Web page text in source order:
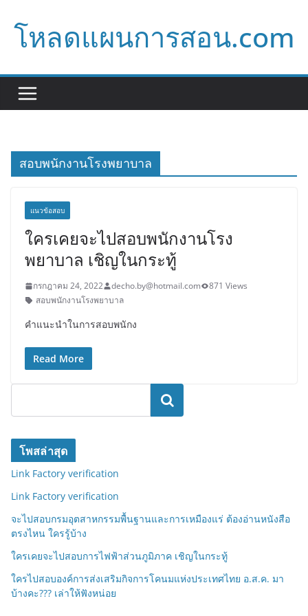
content
โหลดแผนการสอน.com
สอบพนักงานโรงพยาบาล
แนวข้อสอบ
ใครเคยจะไปสอบพนักงานโรง
พยาบาล เชิญในกระทู้
กรกฎาคม 24, 2022 decho.by@hotmail.com
871 Views
สอบพนักงานโรงพยาบาล
คำแนะนำในการสอบพนักง
Read More
ค้นหา
โพสล่าสุด
Link Factory verification
Link Factory verification
จะไปสอบกรมอุตสาหกรรมพื้นฐานและการเหมืองแร่ ต้องอ่านหนังสือ
ตรงไหน ใครรู้บ้าง
ใครเคยจะไปสอบการไฟฟ้าส่วนภูมิภาค เชิญในกระทู้
ใครไปสอบองค์การส่งเสริมกิจการโคนมแห่งประเทศไทย อ.ส.ค. มา
บ้างคะ??? เล่าให้ฟังหน่อย